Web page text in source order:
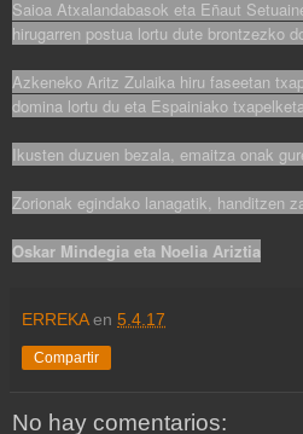
Saioa Atxalandabasok eta Eñaut
hirugarren postua lortu dute brontzezko
Azkeneko Aritz Zulaika hiru faseetan
domina lortu du eta Espainiako
Ikusten duzuen bezala, emaitza onak
Zorionak egindako lanagatik, handitzen
Oskar Mindegia eta Noelia Ariztia
ERREKA en 5.4.17
Compartir
No hay comentarios: